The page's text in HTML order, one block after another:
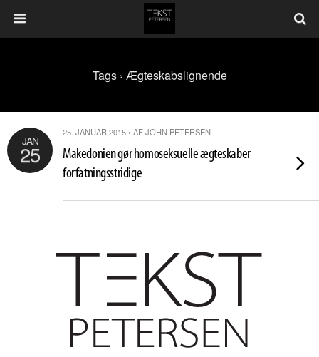
Tags › Ægteskabslignende
JAN
25
25. JANUAR 2015 • AF JOHN PETERSEN
Makedonien gør homoseksuelle ægteskaber
forfatningsstridige